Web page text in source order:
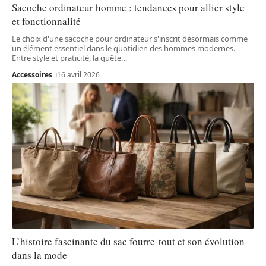
Sacoche ordinateur homme : tendances pour allier style
et fonctionnalité
Le choix d'une sacoche pour ordinateur s'inscrit désormais comme
un élément essentiel dans le quotidien des hommes modernes.
Entre style et praticité, la quête…
Accessoires 16 avril 2026
L’histoire fascinante du sac fourre-tout et son évolution
dans la mode